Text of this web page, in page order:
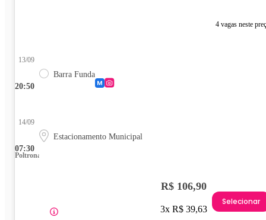
4 vagas neste
20:50
13/09
Barra Funda
07:30
14/09
Estacionamento Municipal
Poltrona
R$ 106,90
3x R$ 39,63
Selecionar